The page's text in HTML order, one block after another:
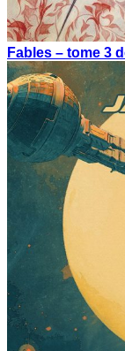
Fables – tome 3